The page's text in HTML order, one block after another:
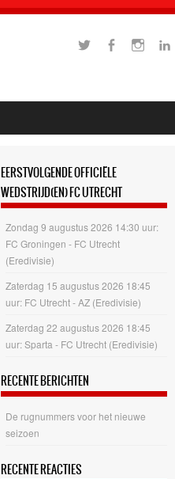
EERSTVOLGENDE OFFICIËLE
WEDSTRIJD(EN) FC UTRECHT
Zondag 9 augustus 2026 14:30 uur:
FC Groningen - FC Utrecht
(Eredivisie)
Zaterdag 15 augustus 2026 18:45
uur: FC Utrecht - AZ (Eredivisie)
Zaterdag 22 augustus 2026 18:45
uur: Sparta - FC Utrecht (Eredivisie)
RECENTE BERICHTEN
De rugnummers voor het nieuwe
seizoen
RECENTE REACTIES